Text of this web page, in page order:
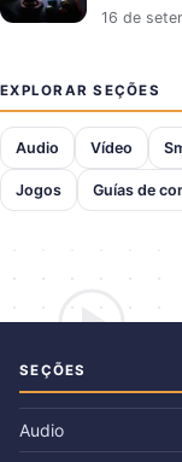
16 de
EXPLORAR SEÇÕES
Audio Vídeo
Jogos Guías de
SEÇÕES
Audio